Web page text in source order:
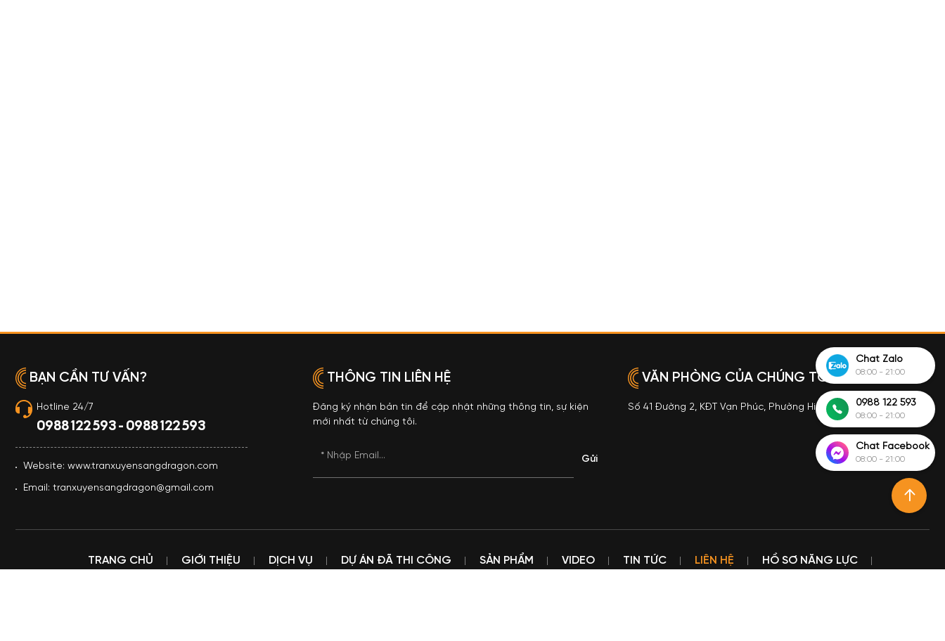
BẠN CẦN TƯ VẤN?
Hotline 24/7
0988 122 593 - 0988 122 593
Website: www.tranxuyensangdragon.com
Email: tranxuyensangdragon@gmail.com
THÔNG TIN LIÊN HỆ
Đăng ký nhận bản tin để cập nhật những thông tin, sự kiện
mới nhất từ chúng tôi.
* Nhập Email...
VĂN PHÒNG CỦA CHÚNG TÔI
Số 41 Đường 2, KĐT Vạn Phúc, Phường Hiệp Bình, TP Hồ Chí Minh
TRANG CHỦ GIỚI THIỆU DỊCH VỤ DỰ ÁN ĐÃ THI CÔNG SẢN PHẨM VIDEO TIN TỨC LIÊN HỆ HỒ SƠ NĂNG LỰC
Chat Zalo
08:00 - 21:00
0988 122 593
08:00 - 21:00
Chat Facebook
08:00 - 21:00